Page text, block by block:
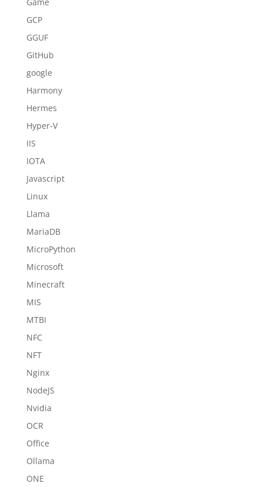
Game
GCP
GGUF
GitHub
google
Harmony
Hermes
Hyper-V
IIS
IOTA
Javascript
Linux
Llama
MariaDB
MicroPython
Microsoft
Minecraft
MIS
MTBI
NFC
NFT
Nginx
NodeJS
Nvidia
OCR
Office
Ollama
ONE